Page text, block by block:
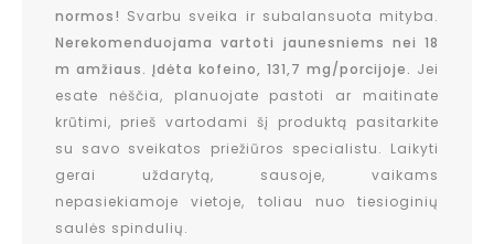
normos! Svarbu sveika ir subalansuota mityba.
Nerekomenduojama vartoti jaunesniems nei 18
m amžiaus. Įdėta kofeino, 131,7 mg/porcijoje. Jei
esate nėščia, planuojate pastoti ar maitinate
krūtimi, prieš vartodami šį produktą pasitarkite
su savo sveikatos priežiūros specialistu. Laikyti
gerai uždarytą, sausoje, vaikams
nepasiekiamoje vietoje, toliau nuo tiesioginių
saulės spindulių.